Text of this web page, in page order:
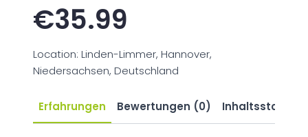
€35.99
Location: Linden-Limmer, Hannover,
Niedersachsen, Deutschland
Erfahrungen Bewertungen (0) Inhaltsstoffe